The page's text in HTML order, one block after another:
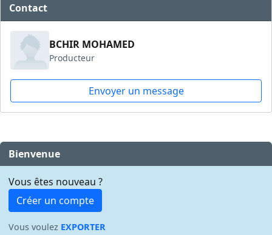
Contact
BCHIR MOHAMED
Producteur
Envoyer un message
Bienvenue
Vous êtes nouveau ?
Créer un compte
Vous voulez EXPORTER